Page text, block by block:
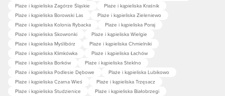
Plaże i kąpieliska Zagórze Śląskie
Plaże i kąpieliska Kraśnik
Plaże i kąpieliska Borowski Las
Plaże i kąpieliska Zieleniewo
Plaże i kąpieliska Kolonia Rybacka
Plaże i kąpieliska Poraj
Plaże i kąpieliska Skowronki
Plaże i kąpieliska Wielgie
Plaże i kąpieliska Myślibórz
Plaże i kąpieliska Chmielniki
Plaże i kąpieliska Klimkówka
Plaże i kąpieliska Łachów
Plaże i kąpieliska Borków
Plaże i kąpieliska Steklno
Plaże i kąpieliska Podlesie Dębowe
Plaże i kąpieliska Lubikowo
Plaże i kąpieliska Czarna Wieś
Plaże i kąpieliska Trzęsacz
Plaże i kąpieliska Studzienice
Plaże i kąpieliska Białobrzegi